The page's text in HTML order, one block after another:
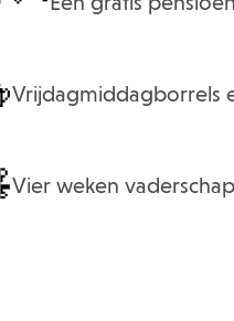
Vrijdagmiddagborrels
Vier weken